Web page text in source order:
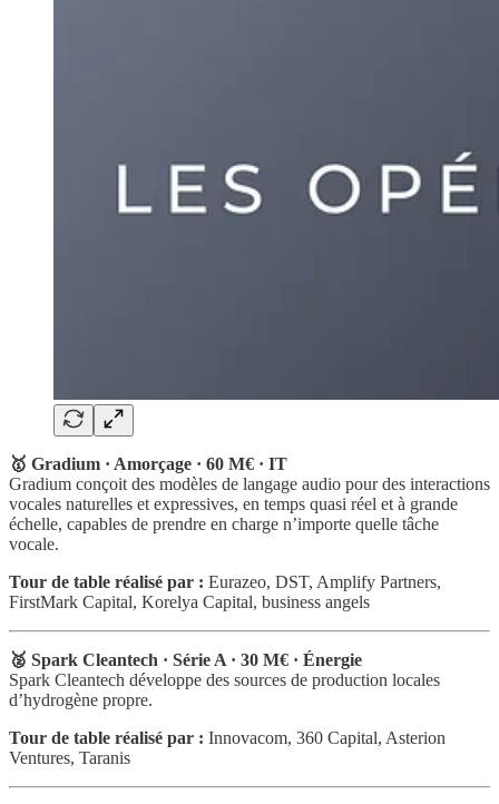
🥇 Gradium · Amorçage · 60 M€ · IT
Gradium conçoit des modèles de langage audio pour des interactions
vocales naturelles et expressives, en temps quasi réel et à grande
échelle, capables de prendre en charge n’importe quelle tâche
vocale.
Tour de table réalisé par : Eurazeo, DST, Amplify Partners,
FirstMark Capital, Korelya Capital, business angels
🥈 Spark Cleantech · Série A · 30 M€ · Énergie
Spark Cleantech développe des sources de production locales
d’hydrogène propre.
Tour de table réalisé par : Innovacom, 360 Capital, Asterion
Ventures, Taranis